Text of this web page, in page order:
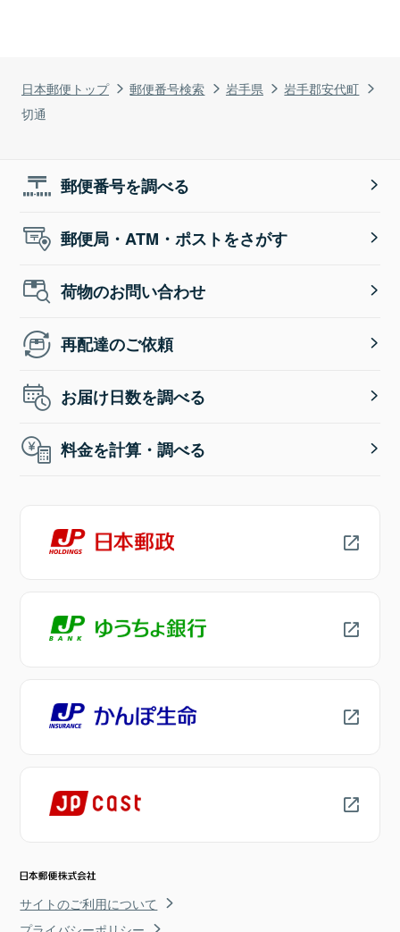
日本郵便トップ 郵便番号検索 岩手県
岩手郡安代町
切通
郵便番号を調べる
郵便局・ATM・ポストをさがす
荷物のお問い合わせ
再配達のご依頼
お届け日数を調べる
料金を計算・調べる
サイトのご利用について